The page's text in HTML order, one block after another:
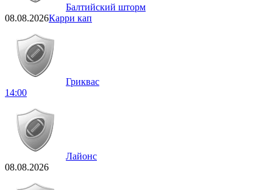
Балтийский шторм
08.08.2026Карри кап
Гриквас
14:00
Лайонс
08.08.2026